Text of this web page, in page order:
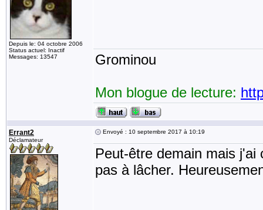
Depuis le: 04 octobre 2006
Status actuel: Inactif
Messages: 13547
Grominou
Mon blogue de lecture:
Errant2
Déclamateur
Envoyé : 10 septembre 2017 à 10:19
Peut-être demain mais
pas à lâcher.